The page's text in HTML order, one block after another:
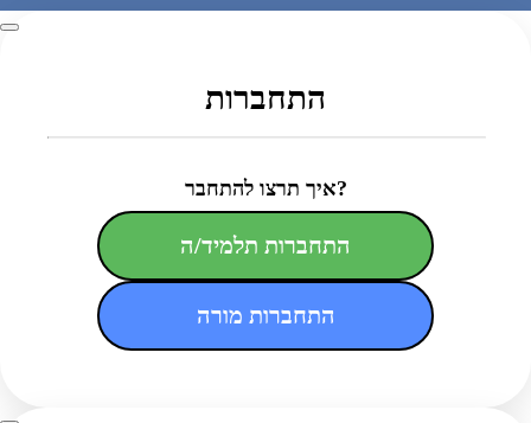
התחברות
איך תרצו להתחבר?
התחברות תלמיד/ה
התחברות מורה